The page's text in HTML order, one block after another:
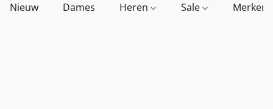
Nieuw Dames Heren Sale Merken